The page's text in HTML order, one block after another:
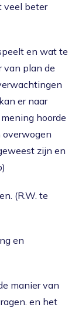
veel beter
en wat te
van plan de
er naar
hoorde
overwogen
zijn en
(R.W. te
en
manier van
en het